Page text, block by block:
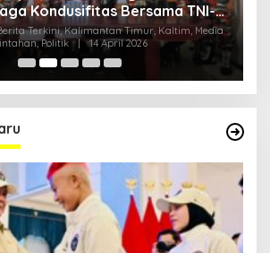
Kondusifitas Bersama TNI-
Terkini, Kalimantan Timur, Kaltim, Media
Politik
| 14 April 2026